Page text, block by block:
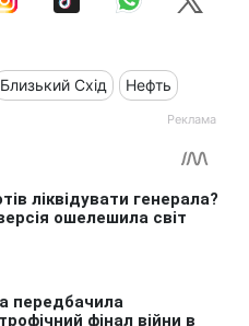
Близький Схід Нефть